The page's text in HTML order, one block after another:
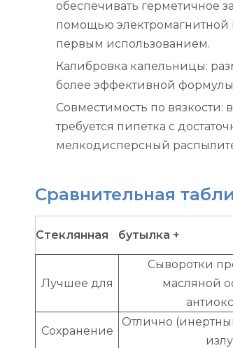
обеспечивать герметичное
помощью электромагнитной
первым использованием.
Калибровка капельницы:
более эффективной формулы
Совместимость по
требуется пипетка с
мелкодисперсный
Сравнительная
Стеклянная бутылка +
Лучшее для
Сыворотки
масляной
Сохранение
Отлично